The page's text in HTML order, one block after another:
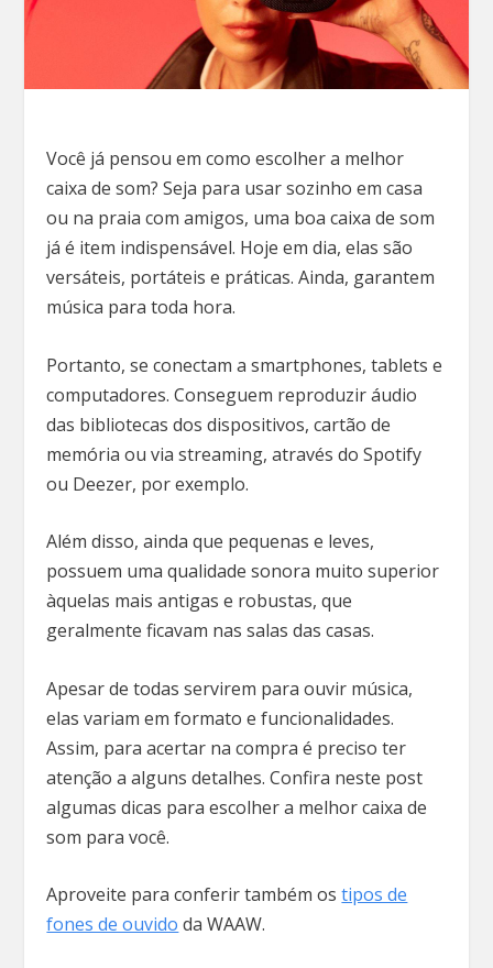
Você já pensou em como escolher a melhor
caixa de som? Seja para usar sozinho em casa
ou na praia com amigos, uma boa caixa de som
já é item indispensável. Hoje em dia, elas são
versáteis, portáteis e práticas. Ainda, garantem
música para toda hora.
Portanto, se conectam a smartphones, tablets e
computadores. Conseguem reproduzir áudio
das bibliotecas dos dispositivos, cartão de
memória ou via streaming, através do Spotify
ou Deezer, por exemplo.
Além disso, ainda que pequenas e leves,
possuem uma qualidade sonora muito superior
àquelas mais antigas e robustas, que
geralmente ficavam nas salas das casas.
Apesar de todas servirem para ouvir música,
elas variam em formato e funcionalidades.
Assim, para acertar na compra é preciso ter
atenção a alguns detalhes. Confira neste post
algumas dicas para escolher a melhor caixa de
som para você.
Aproveite para conferir também ostipos de
fones de ouvido da WAAW.